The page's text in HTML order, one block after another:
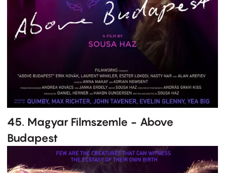
45. Magyar Filmszemle - Above
Budapest